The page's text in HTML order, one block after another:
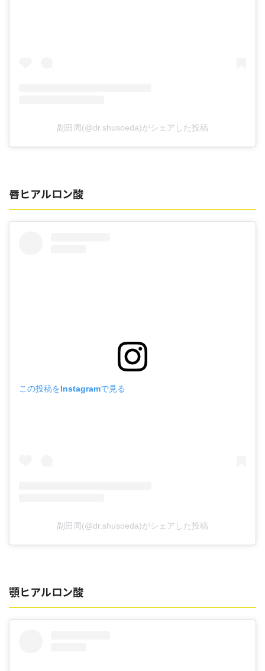
副田周(@dr.shusoeda)がシェアした投稿
唇ヒアルロン酸
この投稿をInstagramで見る
副田周(@dr.shusoeda)がシェアした投稿
顎ヒアルロン酸